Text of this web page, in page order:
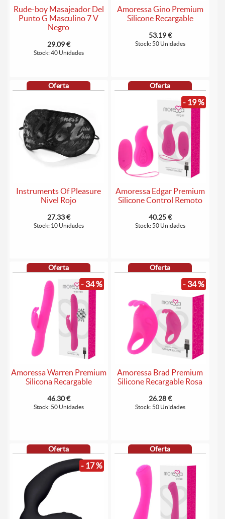
Rude-boy Masajeador Del
Punto G Masculino 7 V
Negro
29.09 €
Stock: 40 Unidades
Amoressa Gino Premium
Silicone Recargable
53.19 €
Stock: 50 Unidades
Oferta
Instruments Of Pleasure
Nivel Rojo
27.33 €
Stock: 10 Unidades
Oferta
- 19 %
Amoressa Edgar Premium
Silicone Control Remoto
40.25 €
Stock: 50 Unidades
Oferta
- 34 %
Amoressa Warren Premium
Silicona Recargable
46.30 €
Stock: 50 Unidades
Oferta
- 34 %
Amoressa Brad Premium
Silicone Recargable Rosa
26.28 €
Stock: 50 Unidades
Oferta
- 17 %
Oferta